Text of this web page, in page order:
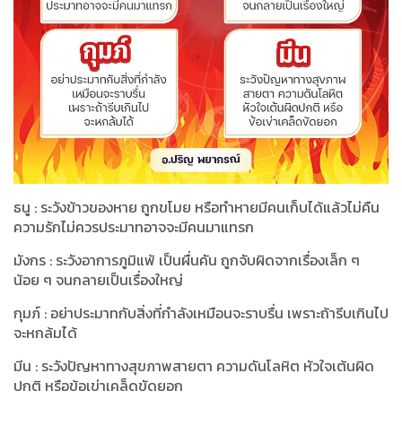
ธนู : ระวังข้าวของหาย ถูกขโมย หรือทำหายมีคนเก็บได้แล้วไม่คืน
ความรักไม่ควรประมาทอาจจะมีคนมาแทรก
มังกร : ระวังอาการภูมิแพ้ เป็นผื่นคัน ถูกจับผิดจากเรื่องเล็ก ๆ
น้อย ๆ จนกลายเป็นเรื่องใหญ่
กุมภ์ : อย่าประมาทกับสิ่งที่กำลังเหมือนจะราบรื่น เพราะถ้ารีบเกินไป
จะหกล้มได้
มีน : ระวังปัญหาทางสุขภาพสายตา ความดันโลหิต หัวใจเต้นผิด
ปกติ หรือข้อเข่าเคล็ดขัดยอก